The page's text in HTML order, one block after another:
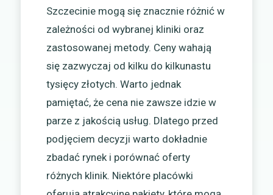
Szczecinie mogą się znacznie różnić w
zależności od wybranej kliniki oraz
zastosowanej metody. Ceny wahają
się zazwyczaj od kilku do kilkunastu
tysięcy złotych. Warto jednak
pamiętać, że cena nie zawsze idzie w
parze z jakością usług. Dlatego przed
podjęciem decyzji warto dokładnie
zbadać rynek i porównać oferty
różnych klinik. Niektóre placówki